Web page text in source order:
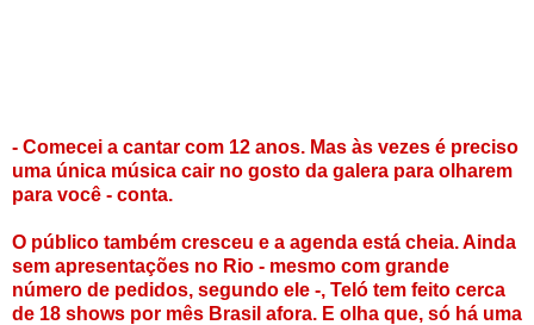
- Comecei a cantar com 12 anos. Mas às vezes é preciso
uma única música cair no gosto da galera para olharem
para você - conta.
O público também cresceu e a agenda está cheia. Ainda
sem apresentações no Rio - mesmo com grande
número de pedidos, segundo ele -, Teló tem feito cerca
de 18 shows por mês Brasil afora. E olha que, só há uma